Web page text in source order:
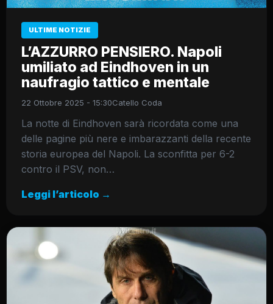
ULTIME NOTIZIE
L’AZZURRO PENSIERO. Napoli
umiliato ad Eindhoven in un
naufragio tattico e mentale
22 Ottobre 2025 - 15:30Catello Coda
​La notte di Eindhoven sarà ricordata come una
delle pagine più nere e imbarazzanti della recente
storia europea del Napoli. La sconfitta per 6-2
contro il PSV, non…
Leggi l’articolo →